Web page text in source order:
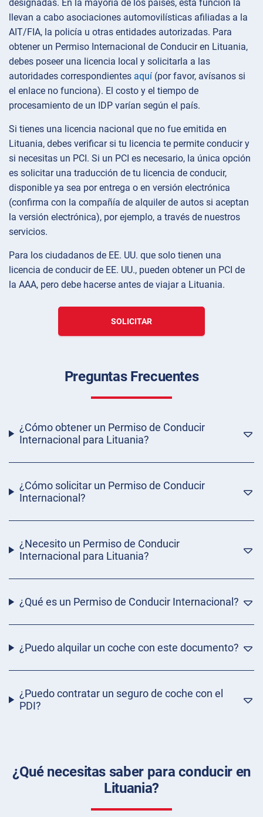
designadas. En la mayoría de los países, esta función la
llevan a cabo asociaciones automovilísticas afiliadas a la
AIT/FIA, la policía u otras entidades autorizadas. Para
obtener un Permiso Internacional de Conducir en Lituania,
debes poseer una licencia local y solicitarla a las
autoridades correspondientes aquí (por favor, avísanos si
el enlace no funciona). El costo y el tiempo de
procesamiento de un IDP varían según el país.
Si tienes una licencia nacional que no fue emitida en
Lituania, debes verificar si tu licencia te permite conducir y
si necesitas un PCI. Si un PCI es necesario, la única opción
es solicitar una traducción de tu licencia de conducir,
disponible ya sea por entrega o en versión electrónica
(confirma con la compañía de alquiler de autos si aceptan
la versión electrónica), por ejemplo, a través de nuestros
servicios.
Para los ciudadanos de EE. UU. que solo tienen una
licencia de conducir de EE. UU., pueden obtener un PCI de
la AAA, pero debe hacerse antes de viajar a Lituania.
SOLICITAR
Preguntas Frecuentes
¿Cómo obtener un Permiso de Conducir
Internacional para Lituania?
¿Cómo solicitar un Permiso de Conducir
Internacional?
¿Necesito un Permiso de Conducir
Internacional para Lituania?
¿Qué es un Permiso de Conducir Internacional?
¿Puedo alquilar un coche con este documento?
¿Puedo contratar un seguro de coche con el
PDI?
¿Qué necesitas saber para conducir en
Lituania?